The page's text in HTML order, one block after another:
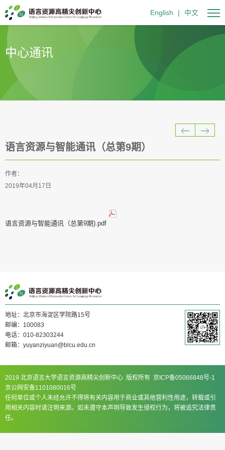
English | 中文
中心通讯
语言资源与智能通讯（总第9期）
作者：
2019年04月17日
语言资源与智能通讯（总第9期).pdf
地址：北京市海淀区学院路15号
邮编：100083
电话：010-82303244
邮箱：yuyanziyuan@blcu.edu.cn
2019 北京语言大学语言资源高精尖创新中心 版权所有 京ICP备05066848号-1
京公网安备1101080016号
任何单位或个人未经允许不得将有关内容用于商业或其他营利性用途，转载或引
用相关内容时请注明来源。如未遵守本声明导致发生侵权行为，将被追究法律责
任。